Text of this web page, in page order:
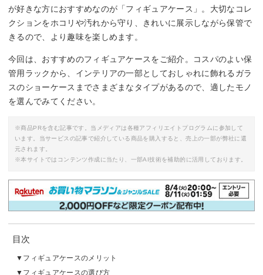
が好きな方におすすめなのが「フィギュアケース」。大切なコレ
クションをホコリや汚れから守り、きれいに展示しながら保管で
きるので、より趣味を楽しめます。
今回は、おすすめのフィギュアケースをご紹介。コスパのよい保
管用ラックから、インテリアの一部としておしゃれに飾れるガラ
スのショーケースまでさまざまなタイプがあるので、適したモノ
を選んでみてください。
※商品PRを含む記事です。当メディアは各種アフィリエイトプログラムに参加して
います。当サービスの記事で紹介している商品を購入すると、売上の一部が弊社に還
元されます。
※本サイトではコンテンツ作成に当たり、一部AI技術を補助的に活用しております。
目次
フィギュアケースのメリット
フィギュアケースの選び方